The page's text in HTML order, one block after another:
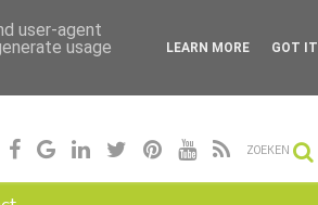
ZOEKEN
user-agent
usage
LEARN MORE GOT IT